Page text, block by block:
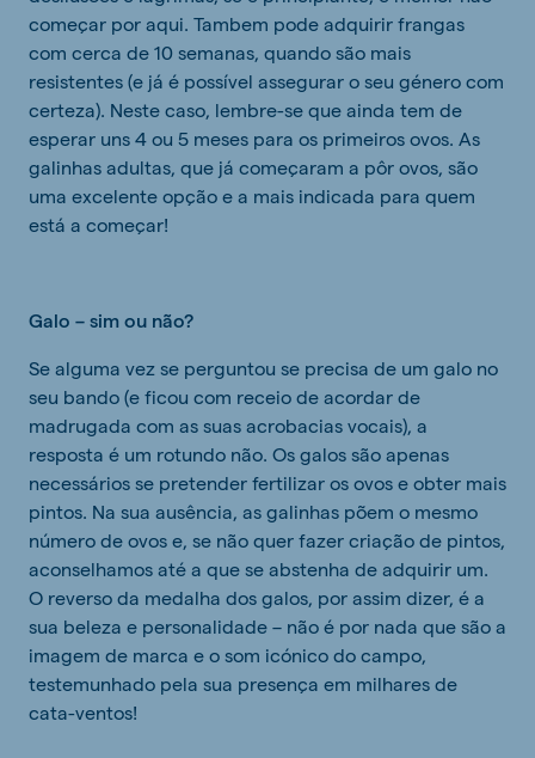
começar por aqui. Tambem pode adquirir frangas
com cerca de 10 semanas, quando são mais
resistentes (e já é possível assegurar o seu género com
certeza). Neste caso, lembre-se que ainda tem de
esperar uns 4 ou 5 meses para os primeiros ovos. As
galinhas adultas, que já começaram a pôr ovos, são
uma excelente opção e a mais indicada para quem
está a começar!
Galo – sim ou não?
Se alguma vez se perguntou se precisa de um galo no
seu bando (e ficou com receio de acordar de
madrugada com as suas acrobacias vocais), a
resposta é um rotundo não. Os galos são apenas
necessários se pretender fertilizar os ovos e obter mais
pintos. Na sua ausência, as galinhas põem o mesmo
número de ovos e, se não quer fazer criação de pintos,
aconselhamos até a que se abstenha de adquirir um.
O reverso da medalha dos galos, por assim dizer, é a
sua beleza e personalidade – não é por nada que são a
imagem de marca e o som icónico do campo,
testemunhado pela sua presença em milhares de
cata-ventos!